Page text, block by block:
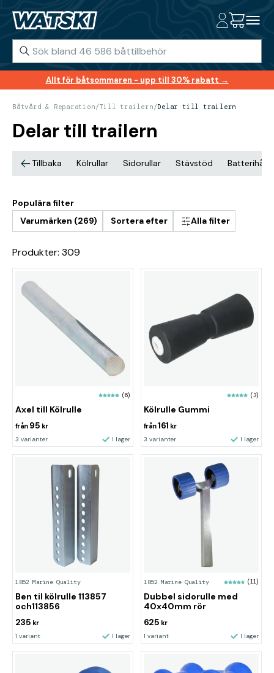
Allt för båtsommaren - upp till 30% rabatt →
Båtvård & Reparation/Till trailern/Delar till trailern
Delar till trailern
Tillbaka Kölrullar Sidorullar Stävstöd
Populära filter
Varumärken (269)
Sortera efter Alla filter
Produkter: 309
(6)
Axel till Kölrulle
från 95 kr
3 varianter I lager
(3)
Kölrulle Gummi
från161 kr
3 varianter I lager
1852 Marine Quality
Ben til kölrulle 113857
och113856
235 kr
1 variant I lager
1852 Marine Quality (11)
Dubbel sidorulle med
40x40mm rör
625 kr
1 variant I lager